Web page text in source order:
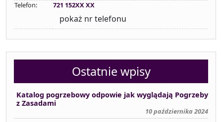
Telefon:
721 152XX XX
pokaż nr telefonu
Ostatnie wpisy
Katalog pogrzebowy odpowie jak wyglądają Pogrzeby
z Zasadami
10 października 2024